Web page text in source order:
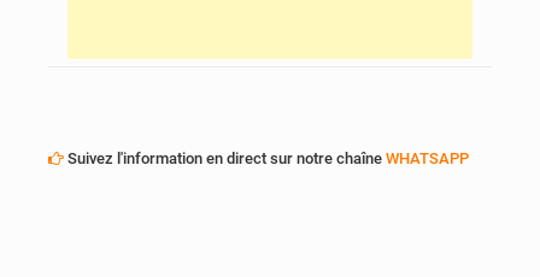
Suivez l'information en direct sur notre chaîne WHATSAPP